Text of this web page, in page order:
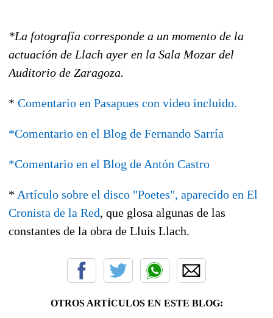
*La fotografía corresponde a un momento de la
actuación de Llach ayer en la Sala Mozar del
Auditorio de Zaragoza.
* Comentario en Pasapues con video incluido.
*Comentario en el Blog de Fernando Sarría
*Comentario en el Blog de Antón Castro
* Artículo sobre el disco "Poetes", aparecido en El
Cronista de la Red, que glosa algunas de las
constantes de la obra de Lluis Llach.
OTROS ARTÍCULOS EN ESTE BLOG: